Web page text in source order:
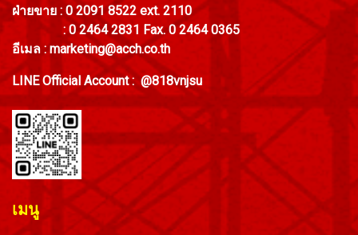
ฝ่ายขาย : 0 2091 8522 ext. 2110
: 0 2464 2831 Fax. 0 2464 0365
อีเมล : marketing@acch.co.th
LINE Official Account : @818vnjsu
เมนู